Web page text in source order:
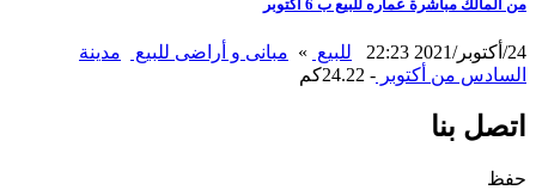
من المالك مباشرة عماره للبيع ب 6 أكتوبر
24/أكتوبر/2021 22:23 للبيع » مبانى و أراضى للبيع
مدينة
السادس من أكتوبر - 24.22كم
اتصل بنا
حفظ